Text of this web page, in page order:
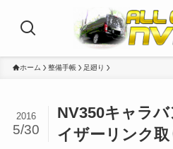
ホーム 整備手帳 足廻り
NV350キャラ
イザーリンク取
2016
5/30